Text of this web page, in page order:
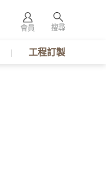
會員 搜尋
工程訂製